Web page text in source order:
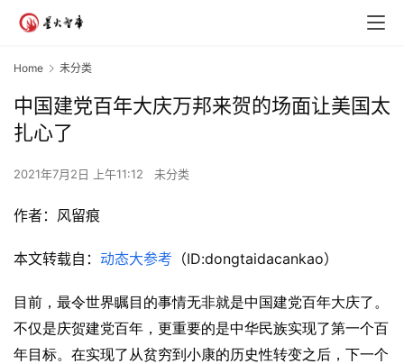
Home 未分类
中国建党百年大庆万邦来贺的场面让美国太
扎心了
2021年7月2日 上午11:12 未分类
作者：风留痕
本文转载自： 动态大参考 （ID:dongtaidacankao）
目前，最令世界瞩目的事情无非就是中国建党百年大庆了。
不仅是庆贺建党百年，更重要的是中华民族实现了第一个百
年目标。在实现了从贫穷到小康的历史性转变之后，下一个